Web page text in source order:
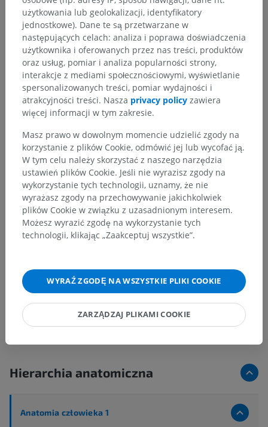
Hierarchia anatomiczna
Anatomia człowieka 1
użytkowania lub geolokalizacji, identyfikatory
jednostkowe). Dane te są przetwarzane w
następujących celach: analiza i poprawa doświadczenia
użytkownika i oferowanych przez nas treści, produktów
oraz usług, pomiar i analiza popularności strony,
interakcje z mediami społecznościowymi, wyświetlanie
spersonalizowanych treści, pomiar wydajności i
atrakcyjności treści. Nasza privacy policy zawiera
więcej informacji w tym zakresie.
Masz prawo w dowolnym momencie udzielić zgody na
korzystanie z plików Cookie, odmówić jej lub wycofać ją.
W tym celu należy skorzystać z naszego narzędzia
ustawień plików Cookie. Jeśli nie wyrazisz zgody na
wykorzystanie tych technologii, uznamy, że nie
wyrażasz zgody na przechowywanie jakichkolwiek
plików Cookie w związku z uzasadnionym interesem.
Możesz wyrazić zgodę na wykorzystanie tych
technologii, klikając „Zaakceptuj wszystkie”.
WYRAŹ ZGODĘ NA WSZYSTKIE PLIKI COOKIE
ZARZĄDZAJ PLIKAMI COOKIE